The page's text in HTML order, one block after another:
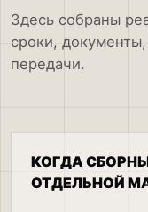
Здесь собраны
сроки,
передачи.
КОГДА
ОТДЕЛЬНОЙ